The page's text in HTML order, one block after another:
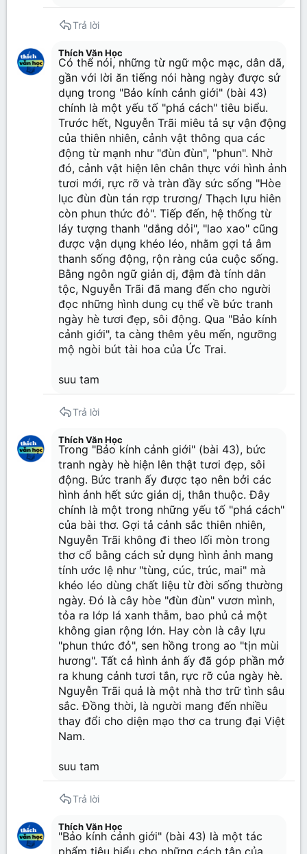
Trả lời
Thích Văn Học
Có thể nói, những từ ngữ mộc mạc, dân dã,
gần với lời ăn tiếng nói hàng ngày được sử
dụng trong "Bảo kính cảnh giới" (bài 43)
chính là một yếu tố "phá cách" tiêu biểu.
Trước hết, Nguyễn Trãi miêu tả sự vận động
của thiên nhiên, cảnh vật thông qua các
động từ mạnh như "đùn đùn", "phun". Nhờ
đó, cảnh vật hiện lên chân thực với hình ảnh
tươi mới, rực rỡ và tràn đầy sức sống "Hòe
lục đùn đùn tán rợp trương/ Thạch lựu hiên
còn phun thức đỏ". Tiếp đến, hệ thống từ
láy tượng thanh "dắng dỏi", "lao xao" cũng
được vận dụng khéo léo, nhằm gợi tả âm
thanh sống động, rộn ràng của cuộc sống.
Bằng ngôn ngữ giản dị, đậm đà tính dân
tộc, Nguyễn Trãi đã mang đến cho người
đọc những hình dung cụ thể về bức tranh
ngày hè tươi đẹp, sôi động. Qua "Bảo kính
cảnh giới", ta càng thêm yêu mến, ngưỡng
mộ ngòi bút tài hoa của Ức Trai.
suu tam
Trả lời
Thích Văn Học
Trong "Bảo kính cảnh giới" (bài 43), bức
tranh ngày hè hiện lên thật tươi đẹp, sôi
động. Bức tranh ấy được tạo nên bởi các
hình ảnh hết sức giản dị, thân thuộc. Đây
chính là một trong những yếu tố "phá cách"
của bài thơ. Gợi tả cảnh sắc thiên nhiên,
Nguyễn Trãi không đi theo lối mòn trong
thơ cổ bằng cách sử dụng hình ảnh mang
tính ước lệ như "tùng, cúc, trúc, mai" mà
khéo léo dùng chất liệu từ đời sống thường
ngày. Đó là cây hòe "đùn đùn" vươn mình,
tỏa ra lớp lá xanh thẫm, bao phủ cả một
không gian rộng lớn. Hay còn là cây lựu
"phun thức đỏ", sen hồng trong ao "tịn mùi
hương". Tất cả hình ảnh ấy đã góp phần mở
ra khung cảnh tươi tắn, rực rỡ của ngày hè.
Nguyễn Trãi quả là một nhà thơ trữ tình sâu
sắc. Đồng thời, là người mang đến nhiều
thay đổi cho diện mạo thơ ca trung đại Việt
Nam.
suu tam
Trả lời
Thích Văn Học
"Bảo kính cảnh giới" (bài 43) là một tác
phẩm tiêu biểu cho những cách tân của